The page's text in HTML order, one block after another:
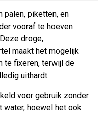
palen, piketten, en
vooraf te hoeven
droge,
maakt het mogelijk
te fixeren, terwijl de
uithardt.
voor gebruik zonder
water, hoewel het ook